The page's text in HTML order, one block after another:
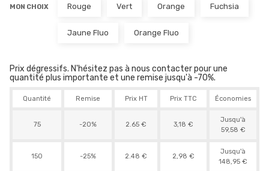
MON CHOIX Rouge Vert Orange Fuchsia
Jaune Fluo Orange Fluo
Prix dégressifs. N'hésitez pas à nous contacter pour une
quantité plus importante et une remise jusqu'à -70%.
Quantité Remise Prix HT Prix TTC Économies
75 -20% 2.65 € 3,18 €
Jusqu'à
59,58 €
150 -25% 2.48 € 2,98 €
Jusqu'à
148,95 €